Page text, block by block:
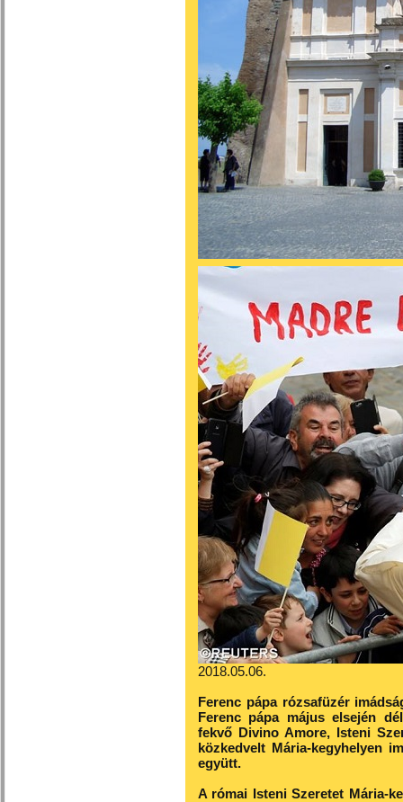
2018.05.06.
Ferenc pápa rózsafüzér
Ferenc pápa május elsején
fekvő Divino Amore, Isteni
közkedvelt Mária-kegyhelyen
együtt.
A római Isteni Szeretet Mária-